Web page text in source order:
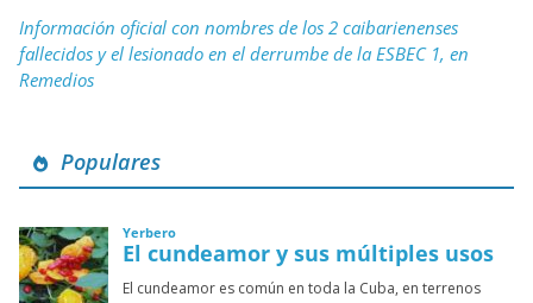
Información oficial con nombres de los 2 caibarienenses
fallecidos y el lesionado en el derrumbe de la ESBEC 1, en
Remedios
Populares